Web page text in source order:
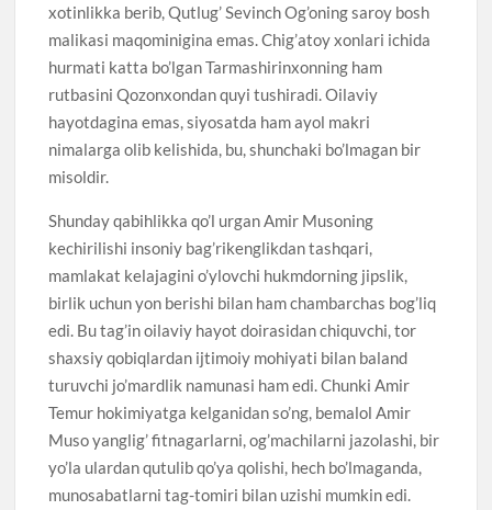
xotinlikka berib, Qutlug’ Sevinch Og’oning saroy bosh
malikasi maqominigina emas. Chig’atoy xonlari ichida
hurmati katta bo’lgan Tarmashirinxonning ham
rutbasini Qozonxondan quyi tushiradi. Oilaviy
hayotdagina emas, siyosatda ham ayol makri
nimalarga olib kelishida, bu, shunchaki bo’lmagan bir
misoldir.
Shunday qabihlikka qo’l urgan Amir Musoning
kechirilishi insoniy bag’rikenglikdan tashqari,
mamlakat kelajagini o’ylovchi hukmdorning jipslik,
birlik uchun yon berishi bilan ham chambarchas bog’liq
edi. Bu tag’in oilaviy hayot doirasidan chiquvchi, tor
shaxsiy qobiqlardan ijtimoiy mohiyati bilan baland
turuvchi jo’mardlik namunasi ham edi. Chunki Amir
Temur hokimiyatga kelganidan so’ng, bemalol Amir
Muso yanglig’ fitnagarlarni, og’machilarni jazolashi, bir
yo’la ulardan qutulib qo’ya qolishi, hech bo’lmaganda,
munosabatlarni tag-tomiri bilan uzishi mumkin edi.